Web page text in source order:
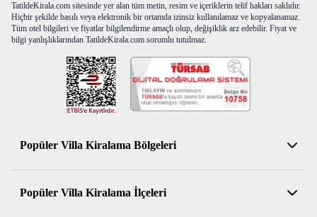
TatildeKirala.com sitesinde yer alan tüm metin, resim ve içeriklerin telif hakları saklıdır.
Hiçbir şekilde basılı veya elektronik bir ortamda izinsiz kullanılamaz ve kopyalanamaz.
Tüm otel bilgileri ve fiyatlar bilgilendirme amaçlı olup, değişiklik arz edebilir. Fiyat ve
bilgi yanlışlıklarından TatildeKirala.com sorumlu tutulmaz.
Popüler Villa Kiralama Bölgeleri
Antalya Kiralık Villa
Muğla Kiralık Villa
Popüler Villa Kiralama İlçeleri